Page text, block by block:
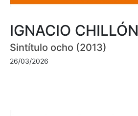
IGNACIO CHILLÓN
Sintítulo ocho (2013)
26/03/2026